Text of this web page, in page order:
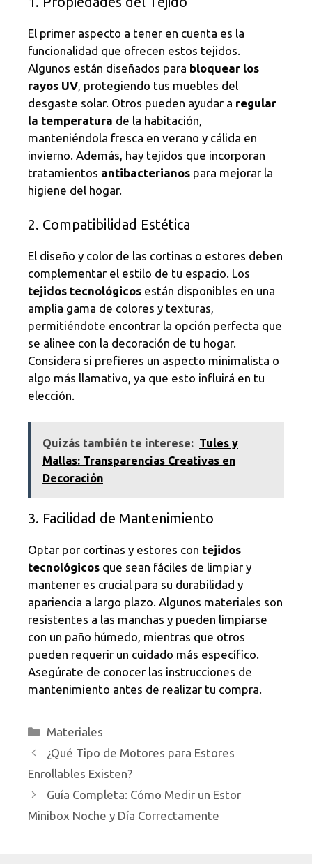
El primer aspecto a tener en cuenta es la
funcionalidad que ofrecen estos tejidos.
Algunos están diseñados para bloquear los
rayos UV, protegiendo tus muebles del
desgaste solar. Otros pueden ayudar a regular
la temperatura de la habitación,
manteniéndola fresca en verano y cálida en
invierno. Además, hay tejidos que incorporan
tratamientos antibacterianos para mejorar la
higiene del hogar.
2. Compatibilidad Estética
El diseño y color de las cortinas o estores deben
complementar el estilo de tu espacio. Los
tejidos tecnológicos están disponibles en una
amplia gama de colores y texturas,
permitiéndote encontrar la opción perfecta que
se alinee con la decoración de tu hogar.
Considera si prefieres un aspecto minimalista o
algo más llamativo, ya que esto influirá en tu
elección.
Quizás también te interese: Tules y
Mallas: Transparencias Creativas en
Decoración
3. Facilidad de Mantenimiento
Optar por cortinas y estores con tejidos
tecnológicos que sean fáciles de limpiar y
mantener es crucial para su durabilidad y
apariencia a largo plazo. Algunos materiales son
resistentes a las manchas y pueden limpiarse
con un paño húmedo, mientras que otros
pueden requerir un cuidado más específico.
Asegúrate de conocer las instrucciones de
mantenimiento antes de realizar tu compra.
Categorías
Materiales
¿Qué Tipo de Motores para Estores
Enrollables Existen?
Guía Completa: Cómo Medir un Estor
Minibox Noche y Día Correctamente